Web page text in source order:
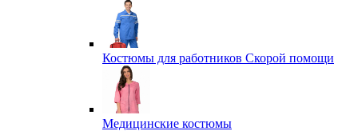
Костюмы для работников Скорой помощи
Медицинские костюмы